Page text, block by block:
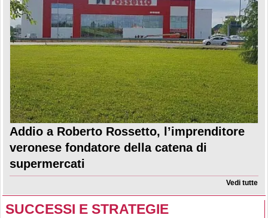
Addio a Roberto Rossetto, l’imprenditore
veronese fondatore della catena di
supermercati
Vedi tutte
SUCCESSI E STRATEGIE